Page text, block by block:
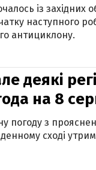
із західних
наступного
антициклону.
деякі
на 8
погоду з
сході